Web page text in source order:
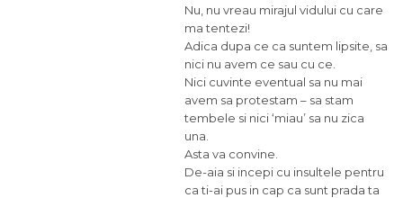
Nu, nu vreau mirajul vidului cu care
ma tentezi!
Adica dupa ce ca suntem lipsite, sa
nici nu avem ce sau cu ce.
Nici cuvinte eventual sa nu mai
avem sa protestam – sa stam
tembele si nici ‘miau’ sa nu zica
una.
Asta va convine.
De-aia si incepi cu insultele pentru
ca ti-ai pus in cap ca sunt prada ta